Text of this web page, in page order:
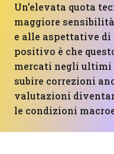
Un’elevata quota
maggiore
e alle aspettative
positivo è che
mercati negli ultimi
subire correzioni
valutazioni
le condizioni